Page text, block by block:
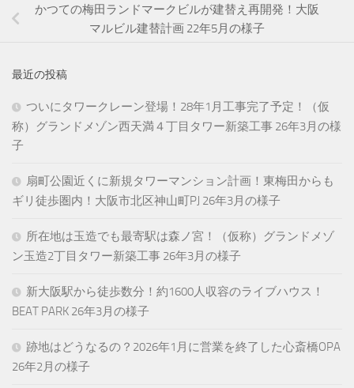
かつての梅田ランドマークビルが建替え再開発！大阪
マルビル建替計画 22年5月の様子
最近の投稿
ついにタワークレーン登場！28年1月工事完了予定！（仮
称）グランドメゾン西天満４丁目タワー新築工事 26年3月の様
子
扇町公園近くに新規タワーマンション計画！東梅田からも
ギリ徒歩圏内！大阪市北区神山町PJ 26年3月の様子
所在地は玉造でも最寄駅は森ノ宮！（仮称）グランドメゾ
ン玉造2丁目タワー新築工事 26年3月の様子
新大阪駅から徒歩数分！約1600人収容のライブハウス！
BEAT PARK 26年3月の様子
跡地はどうなるの？2026年1月に営業を終了した心斎橋OPA
26年2月の様子